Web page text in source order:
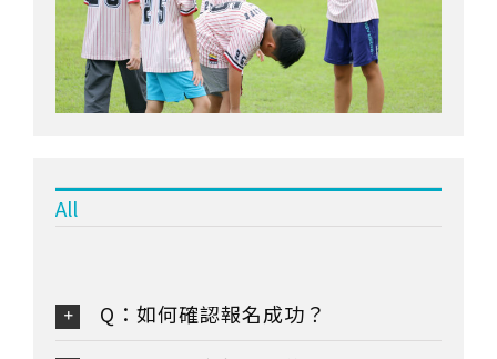
All
Q：如何確認報名成功？